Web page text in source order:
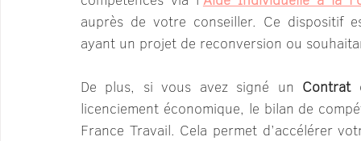
auprès de votre conseiller. Ce dispositif
ayant un projet de reconversion ou
De plus, si vous avez signé un Contrat
licenciement économique, le bilan de
France Travail. Cela permet d’accélérer